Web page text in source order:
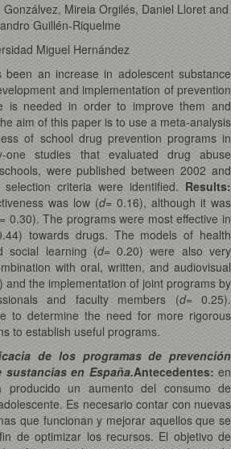
Mireia Orgilés, Daniel Lloret and
Guillén-Riquelme
Miguel Hernández
been an increase in adolescent substance
and implementation of prevention
is needed in order to improve them and
aim of this paper is to use a meta-analysis
of school drug prevention programs in
one studies that evaluated drug abuse
were published between 2002 and
criteria were identified. Results:
was low (d= 0.16), although it was
= 0.30). The programs were most effective in
towards drugs. The models of health
social learning (d= 0.20) were also very
with oral, written, and audiovisual
and the implementation of joint programs by
and faculty members (d= 0.25).
to determine the need for more rigorous
to establish useful programs.
de los programas de prevención
en España.Antecedentes: en
un aumento del consumo de
Es necesario contar con nuevas
que funcionan y mejorar aquellos que se
de optimizar los recursos. El objetivo de